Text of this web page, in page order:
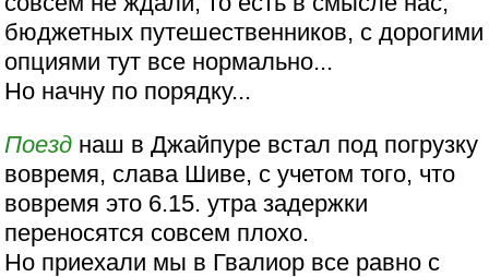
бюджетных путешественников, с дорогими
опциями тут все нормально...
Но начну по порядку...
Поезд наш в Джайпуре встал под погрузку
вовремя, слава Шиве, с учетом того, что
вовремя это 6.15. утра задержки
переносятся совсем плохо.
Но приехали мы в Гвалиор все равно с